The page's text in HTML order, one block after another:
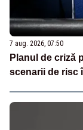
7 aug. 2026, 07:50
Planul de criză
scenarii de risc